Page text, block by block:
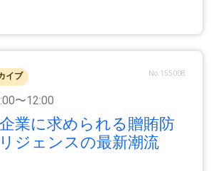
イブ No.155008
〜12:00
業に求められる贈賄防
ジェンスの最新潮流